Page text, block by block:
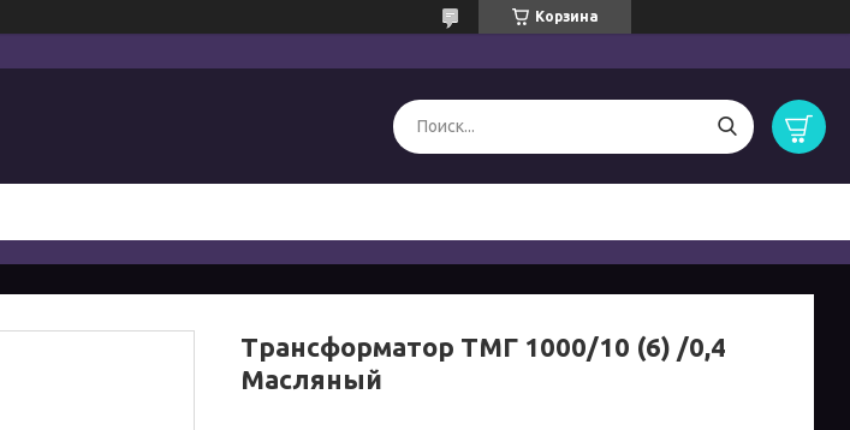
Корзина
Трансформатор ТМГ 1000/10 (6) /0,4
Масляный